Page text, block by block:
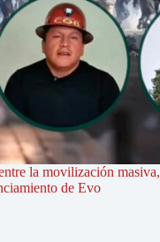
la movilización masiva,
de Evo